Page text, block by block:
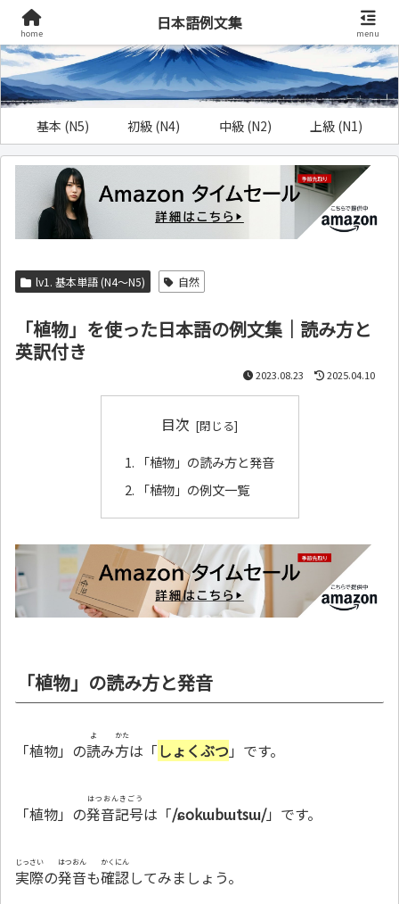
基本 (N5) 初級 (N4) 中級 (N2) 上級 (N1)
lv1. 基本単語 (N4～N5) 自然
「植物」を使った日本語の例文集｜読み方と
英訳付き
2023.08.23 2025.04.10
目次
「植物」の読み方と発音
「植物」の例文一覧
「植物」の読み方と発音
「植物」の読
よ
み方
かた
は「しょくぶつ 」です。
「植物」の発音記号
はつおんきごう
は「/ɕokɯbɯtsɯ/」です。
実際
じっさい
の発音
はつおん
も確認
かくにん
してみましょう。
home
日本語例文集
menu